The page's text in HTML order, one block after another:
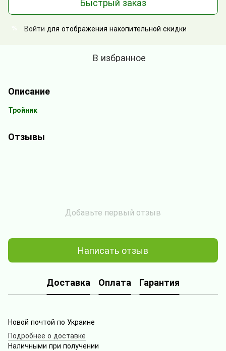
Войти для отображения накопительной скидки
В избранное
Описание
Тройник
Отзывы
Добавьте первый отзыв
Написать отзыв
Доставка Оплата Гарантия
Новой почтой по Украине
Подробнее о доставке
Наличными при получении